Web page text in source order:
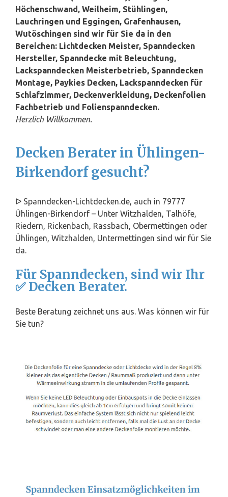
Höchenschwand, Weilheim, Stühlingen,
Lauchringen und Eggingen, Grafenhausen,
Wutöschingen sind wir für Sie da in den
Bereichen: Lichtdecken Meister, Spanndecken
Hersteller, Spanndecke mit Beleuchtung,
Lackspanndecken Meisterbetrieb, Spanndecken
Montage, Paykies Decken, Lackspanndecken für
Schlafzimmer, Deckenverkleidung, Deckenfolien
Fachbetrieb und Folienspanndecken.
Herzlich Willkommen.
Decken Berater in Ühlingen-
Birkendorf gesucht?
ᐅ Spanndecken-Lichtdecken.de, auch in 79777
Ühlingen-Birkendorf – Unter Witzhalden, Talhöfe,
Riedern, Rickenbach, Rassbach, Obermettingen oder
Ühlingen, Witzhalden, Untermettingen sind wir für Sie
da.
Für Spanndecken, sind wir Ihr
✅ Decken Berater.
Beste Beratung zeichnet uns aus. Was können wir für
Sie tun?